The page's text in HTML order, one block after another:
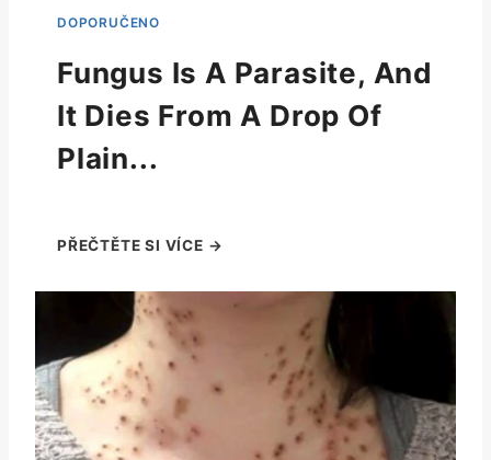
Fungus Is A Parasite, And
It Dies From A Drop Of
Plain...